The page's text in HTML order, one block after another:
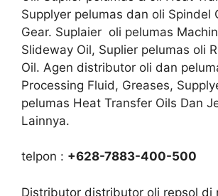
Supplyer pelumas dan oli Spindel
Gear. Suplaier oli pelumas
Slideway Oil, Suplier pelumas oli
Oil. Agen distributor oli dan
Processing Fluid, Greases,
pelumas Heat Transfer Oils Dan
Lainnya.
telpon : +628-7883-400-500
Distributor distributor oli repsol di